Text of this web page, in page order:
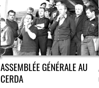
ASSEMBLÉE GÉNÉRALE AU
CERDA